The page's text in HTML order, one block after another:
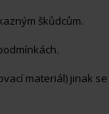
škůdcům.
materiál) jinak